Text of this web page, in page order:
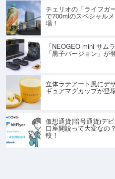
チェリオの「ライフガ
で700mlのスペシャル
場！
「NEOGEO mini サム
「黒子バージョン」が
立体ラテアート風にデ
ギュアマグカップが登
仮想通貨(暗号通貨)デ
口座開設って大変なの
較！